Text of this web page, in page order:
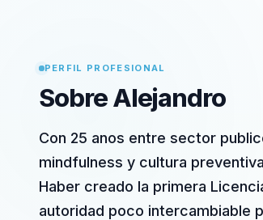
PERFIL PROFESIONAL
Sobre Alejandro
Con 25 anos entre sector
mindfulness y cultura
Haber creado la primera
autoridad poco intercambiable